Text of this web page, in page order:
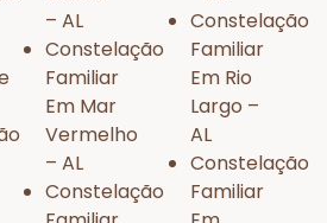
– AL
Constelação
Familiar
Em Mar
Vermelho
– AL
Constelação
Constelação
Familiar
Em Rio
Largo –
AL
Constelação
Familiar